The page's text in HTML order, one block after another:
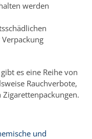
werden
es eine Reihe von
Rauchverbote,
und